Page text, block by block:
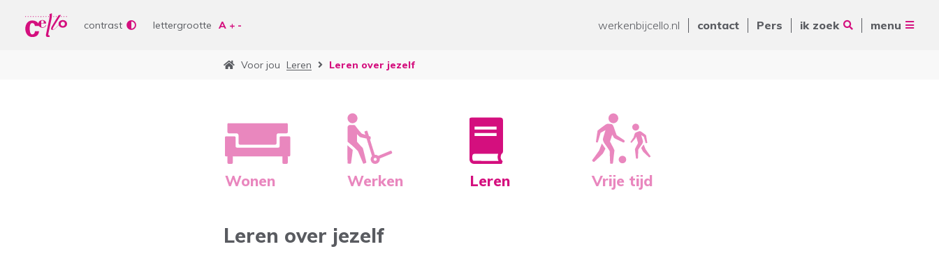
contrast lettergrootte werkenbijcello.nl contact Pers ik zoek menu
Vrije tijd
Aanbod voor mensen met een
Leren en Ontwikkelen
Geestelijke gezondheidszorg
ANBI
Veelgebruikte zoektermen
Voor jou Leren Leren over jezelf
Wonen Werken Leren Vrije tijd
Leren over jezelf